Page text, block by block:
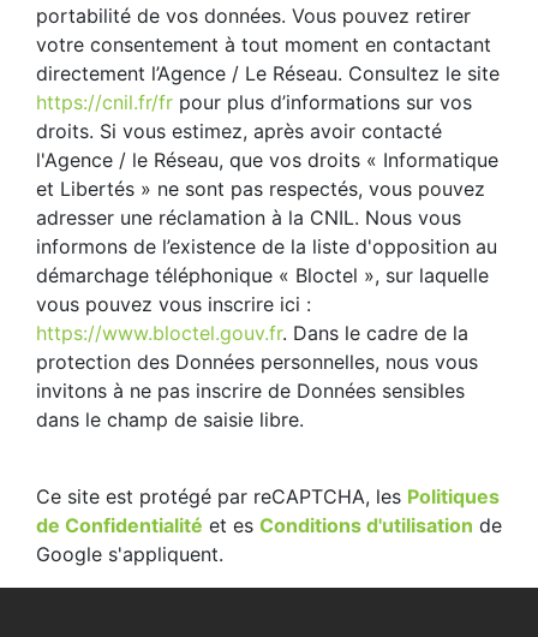
portabilité de vos données. Vous pouvez retirer
votre consentement à tout moment en contactant
directement l’Agence / Le Réseau. Consultez le site
https://cnil.fr/fr pour plus d’informations sur vos
droits. Si vous estimez, après avoir contacté
l'Agence / le Réseau, que vos droits « Informatique
et Libertés » ne sont pas respectés, vous pouvez
adresser une réclamation à la CNIL. Nous vous
informons de l’existence de la liste d'opposition au
démarchage téléphonique « Bloctel », sur laquelle
vous pouvez vous inscrire ici :
https://www.bloctel.gouv.fr. Dans le cadre de la
protection des Données personnelles, nous vous
invitons à ne pas inscrire de Données sensibles
dans le champ de saisie libre.
Ce site est protégé par reCAPTCHA, les Politiques
de Confidentialité et es Conditions d'utilisation de
Google s'appliquent.